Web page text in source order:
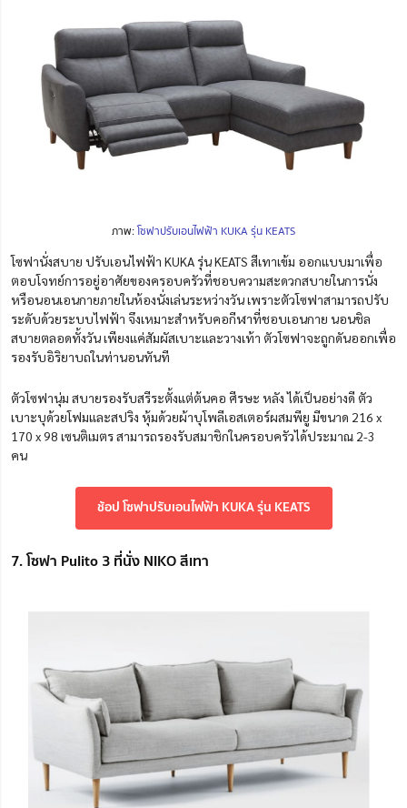
ภาพ:โซฟาปรับเอนไฟฟ้า KUKA รุ่น KEATS
โซฟานั่งสบาย ปรับเอนไฟฟ้า KUKA รุ่น KEATS สีเทาเข้ม ออกแบบมาเพื่อ
ตอบโจทย์การอยู่อาศัยของครอบครัวที่ชอบความสะดวกสบายในการนั่ง
หรือนอนเอนกายภายในห้องนั่งเล่นระหว่างวัน เพราะตัวโซฟาสามารถปรับ
ระดับด้วยระบบไฟฟ้า จึงเหมาะสำหรับคอกีฬาที่ชอบเอนกาย นอนชิล
สบายตลอดทั้งวันเพียงแค่สัมผัสเบาะและวางเท้า ตัวโซฟาจะถูกดันออกเพื่อ
รองรับอิริยาบถในท่านอนทันที
ตัวโซฟานุ่ม สบายรองรับสรีระตั้งแต่ต้นคอ ศีรษะ หลัง ได้เป็นอย่างดี ตัว
เบาะบุด้วยโฟมและสปริง หุ้มด้วยผ้าบุโพลีเอสเตอร์ผสมพียู มีขนาด 216 x
170 x 98 เซนติเมตร สามารถรองรับสมาชิกในครอบครัวได้ประมาณ 2-3
คน
ช้อป โซฟาปรับเอนไฟฟ้า KUKA รุ่น KEATS
7. โซฟา Pulito 3 ที่นั่ง NIKO สีเทา